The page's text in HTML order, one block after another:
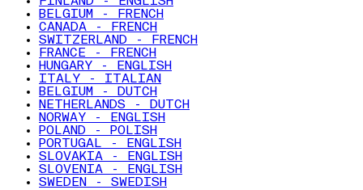
BELGIUM - FRENCH
CANADA - FRENCH
SWITZERLAND - FRENCH
FRANCE - FRENCH
HUNGARY - ENGLISH
ITALY - ITALIAN
BELGIUM - DUTCH
NETHERLANDS - DUTCH
NORWAY - ENGLISH
POLAND - POLISH
PORTUGAL - ENGLISH
SLOVAKIA - ENGLISH
SLOVENIA - ENGLISH
SWEDEN - SWEDISH